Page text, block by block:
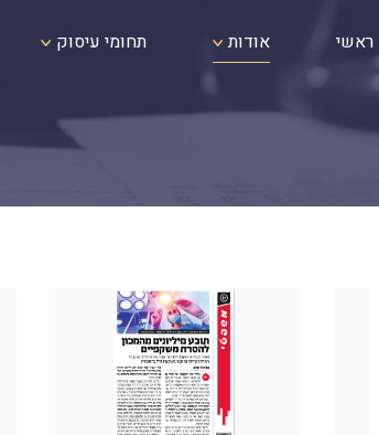
ראשי אודות תחומי עיסוק